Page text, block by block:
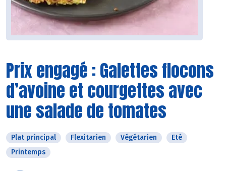
Prix engagé : Galettes flocons
d’avoine et courgettes avec
une salade de tomates
Plat principal Flexitarien Végétarien
Eté
Printemps